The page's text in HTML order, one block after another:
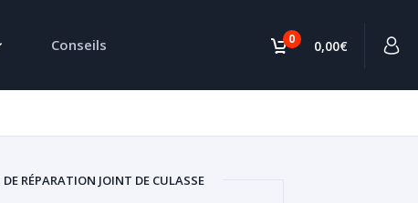
0 0,00€
Conseils
RÉPARATION JOINT DE CULASSE